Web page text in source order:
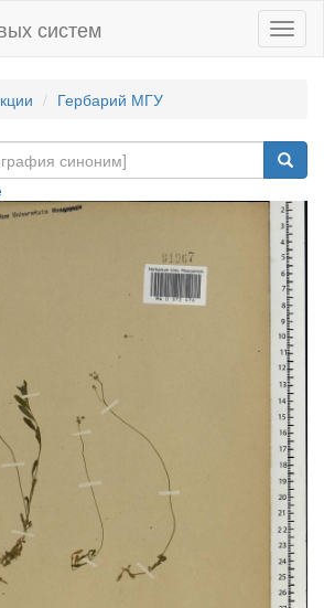
систем
Гербарий МГУ